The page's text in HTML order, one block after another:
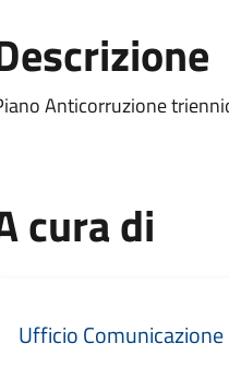
Anticorruzione
cura di
Ufficio Comunicazione